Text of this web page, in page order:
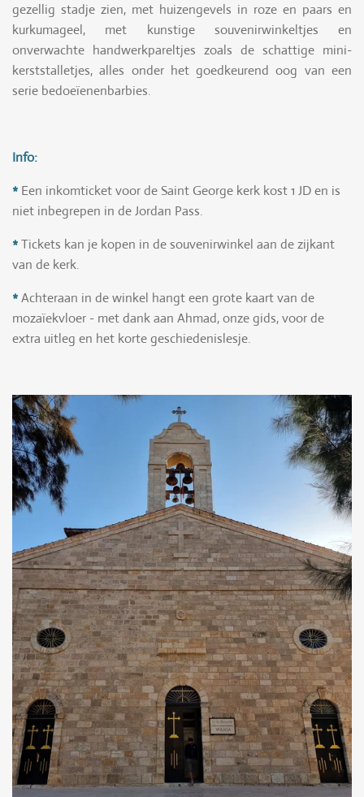
gezellig stadje zien, met huizengevels in roze en paars en
kurkumageel, met kunstige souvenirwinkeltjes en
onverwachte handwerkpareltjes zoals de schattige mini-
kerststalletjes, alles onder het goedkeurend oog van een
serie bedoeïenenbarbies.
Info:
* Een inkomticket voor de Saint George kerk kost 1 JD en is
niet inbegrepen in de Jordan Pass.
*Tickets kan je kopen in de souvenirwinkel aan de zijkant
van de kerk.
*Achteraan in de winkel hangt een grote kaart van de
mozaïekvloer - met dank aan Ahmad, onze gids, voor de
extra uitleg en het korte geschiedenislesje.